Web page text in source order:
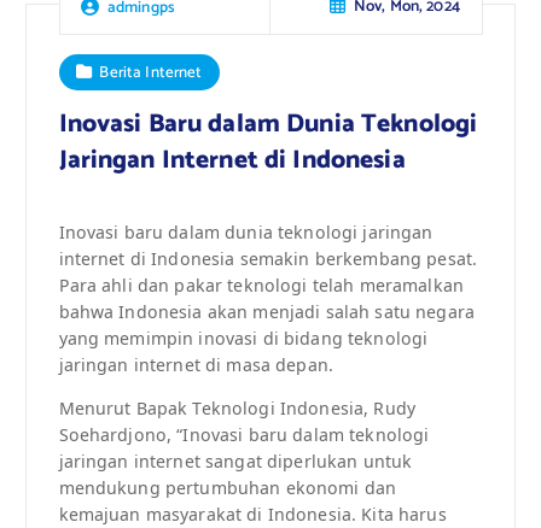
admingps Nov, Mon, 2024
Berita Internet
Inovasi Baru dalam Dunia Teknologi
Jaringan Internet di Indonesia
Inovasi baru dalam dunia teknologi jaringan
internet di Indonesia semakin berkembang pesat.
Para ahli dan pakar teknologi telah meramalkan
bahwa Indonesia akan menjadi salah satu negara
yang memimpin inovasi di bidang teknologi
jaringan internet di masa depan.
Menurut Bapak Teknologi Indonesia, Rudy
Soehardjono, “Inovasi baru dalam teknologi
jaringan internet sangat diperlukan untuk
mendukung pertumbuhan ekonomi dan
kemajuan masyarakat di Indonesia. Kita harus